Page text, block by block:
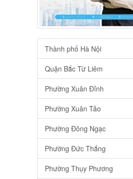
Thành phố Hà Nội
Quận Bắc Từ Liêm
Phường Xuân Đỉnh
Phường Xuân Tảo
Phường Đông Ngạc
Phường Đức Thắng
Phường Thụy Phương